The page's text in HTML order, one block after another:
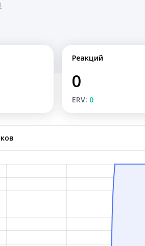
Реакций
0
ERV: 0